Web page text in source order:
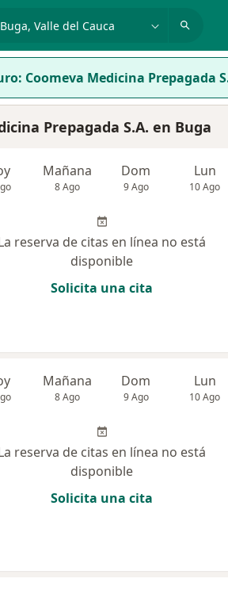
Coomeva Medicina Prepagada
Prepagada S.A. en Buga
Mañana
8 Ago
Dom
9 Ago
Lun
10 Ago
reserva de citas en línea no está
disponible
Solicita una cita
Mañana
8 Ago
Dom
9 Ago
Lun
10 Ago
reserva de citas en línea no está
disponible
Solicita una cita